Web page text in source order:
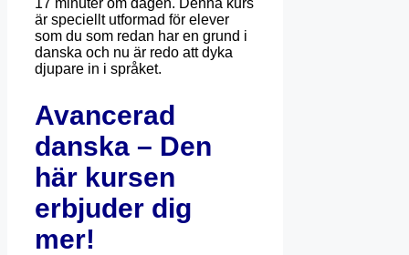
17 minuter om dagen. Denna kurs
är speciellt utformad för elever
som du som redan har en grund i
danska och nu är redo att dyka
djupare in i språket.
Avancerad
danska – Den
här kursen
erbjuder dig
mer!